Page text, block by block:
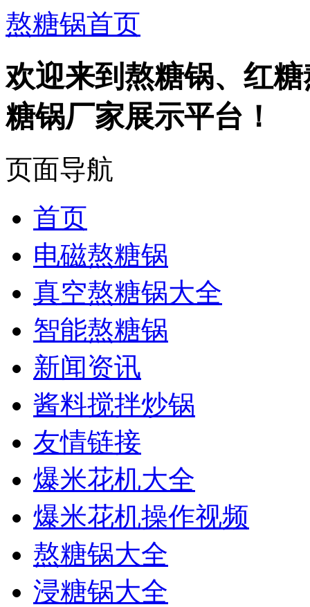
熬糖锅首页
欢迎来到熬糖锅、红
糖锅厂家展示平台！
页面导航
首页
电磁熬糖锅
真空熬糖锅大全
智能熬糖锅
新闻资讯
酱料搅拌炒锅
友情链接
爆米花机大全
爆米花机操作视频
熬糖锅大全
浸糖锅大全